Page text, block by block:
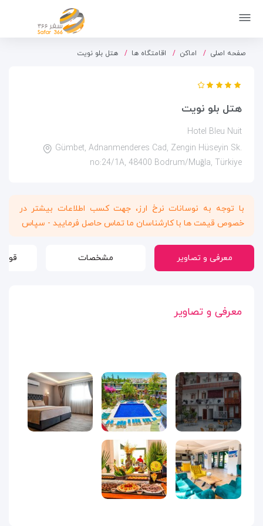
صفحه اصلی اماکن اقامتگاه ها هتل بلو نویت
هتل بلو نویت
Hotel Bleu Nuit
Gümbet, Adnanmenderes Cad, Zengin Hüseyin Sk.
no:24/1A, 48400 Bodrum/Muğla, Türkiye
با توجه به نوسانات نرخ ارز، جهت کسب اطلاعات بیشتر در
خصوص قیمت ها با کارشناسان ما تماس حاصل فرمایید - سپاس
معرفی و تصاویر مشخصات
معرفی و تصاویر